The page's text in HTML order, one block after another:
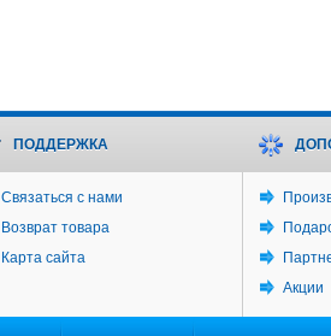
ПОДДЕРЖКА
Связаться с нами
Возврат товара
Карта сайта
Акции